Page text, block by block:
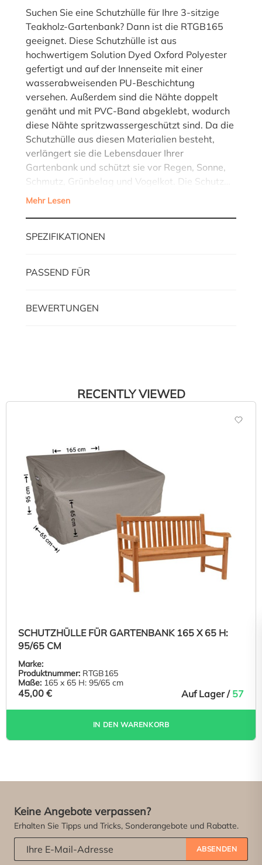
Suchen Sie eine Schutzhülle für Ihre 3-sitzige
Teakholz-Gartenbank? Dann ist die RTGB165
geeignet. Diese Schutzhülle ist aus
hochwertigem Solution Dyed Oxford Polyester
gefertigt und auf der Innenseite mit einer
wasserabweisenden PU-Beschichtung
versehen. Außerdem sind die Nähte doppelt
genäht und mit PVC-Band abgeklebt, wodurch
diese Nähte spritzwassergeschützt sind. Da die
Schutzhülle aus diesen Materialien besteht,
verlängert sie die Lebensdauer Ihrer
Gartenbank und schützt sie vor Regen, Sonne,
Schmutz, Grünbelag und Vogelkot. Die Schutz…
Mehr Lesen
SPEZIFIKATIONEN
PASSEND FÜR
BEWERTUNGEN
RECENTLY VIEWED
SCHUTZHÜLLE FÜR GARTENBANK 165 X 65 H:
95/65 CM
Marke:
Produktnummer: RTGB165
Maße: 165 x 65 H: 95/65 cm
45,00 € Auf Lager / 57
IN DEN WARENKORB
Keine Angebote verpassen?
Erhalten Sie Tipps und Tricks, Sonderangebote und Rabatte.
ABSENDEN